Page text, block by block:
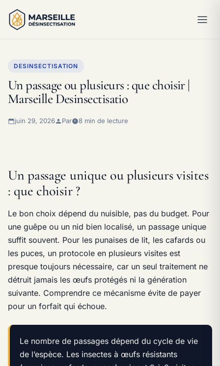
DESINSECTISATION
Un passage ou plusieurs : que choisir |
Marseille Desinsectisatio
juin 29, 2026 Par 8 min de lecture
Un passage unique ou plusieurs visites
: que choisir ?
Le bon choix dépend du nuisible, pas du budget. Pour
une guêpe ou un nid bien localisé, un passage unique
suffit souvent. Pour les punaises de lit, les cafards ou
les puces, un protocole en plusieurs visites est
presque toujours nécessaire, car un seul traitement ne
détruit jamais les œufs protégés ni la génération
suivante. Comprendre ce mécanisme évite de payer
pour un forfait qui échoue.
Le nombre de passages dépend du cycle de vie
de l’espèce. Les insectes à œufs résistants